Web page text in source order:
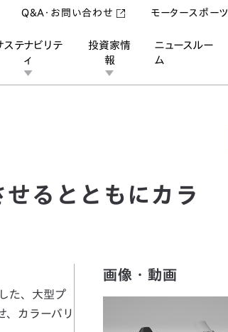
ステナビリテ
ィ
投資家情
報
ニュースルー
ム
Q&A・お問い合わせ モータースポーツ
変更し発売
るとともにカラ
た、大型プ
、カラーバリ
画像・動画